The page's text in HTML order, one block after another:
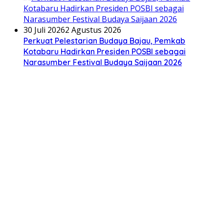
30 Juli 20262 Agustus 2026
Perkuat Pelestarian Budaya Bajau, Pemkab
Kotabaru Hadirkan Presiden POSBI sebagai
Narasumber Festival Budaya Saijaan 2026